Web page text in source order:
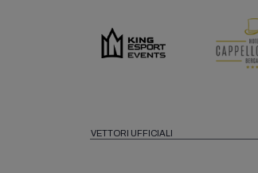
VETTORI UFFICIALI